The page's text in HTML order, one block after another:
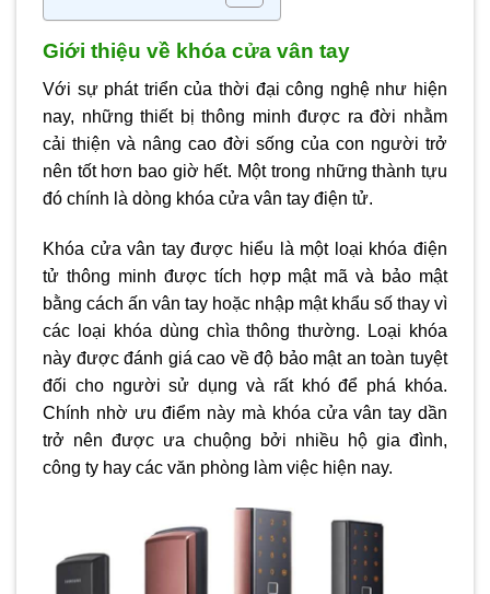
Giới thiệu về khóa cửa vân tay
Với sự phát triển của thời đại công nghệ như hiện
nay, những thiết bị thông minh được ra đời nhằm
cải thiện và nâng cao đời sống của con người trở
nên tốt hơn bao giờ hết. Một trong những thành tựu
đó chính là dòng khóa cửa vân tay điện tử.
Khóa cửa vân tay được hiểu là một loại khóa điện
tử thông minh được tích hợp mật mã và bảo mật
bằng cách ấn vân tay hoặc nhập mật khẩu số thay vì
các loại khóa dùng chìa thông thường. Loại khóa
này được đánh giá cao về độ bảo mật an toàn tuyệt
đối cho người sử dụng và rất khó để phá khóa.
Chính nhờ ưu điểm này mà khóa cửa vân tay dần
trở nên được ưa chuộng bởi nhiều hộ gia đình,
công ty hay các văn phòng làm việc hiện nay.